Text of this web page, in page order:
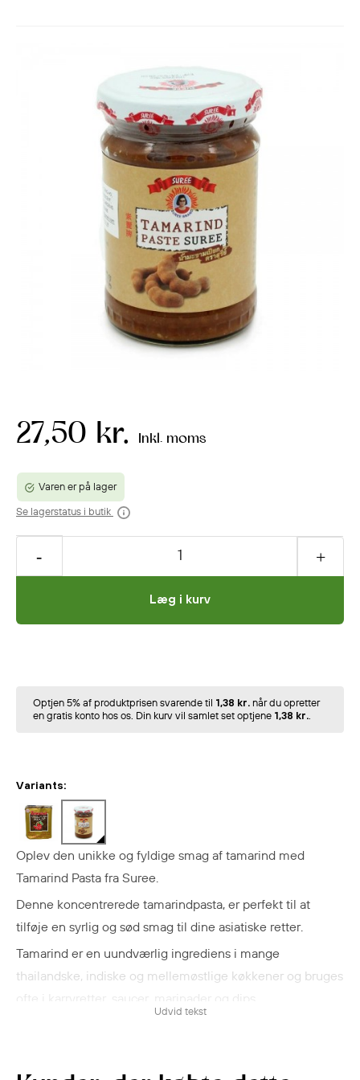
Optjen 5% af produktprisen svarende til 1,38 kr. når du opretter
en gratis konto hos os. Din kurv vil samlet set optjene 1,38 kr..
Variants:
Oplev den unikke og fyldige smag af tamarind med
Tamarind Pasta fra Suree.
Denne koncentrerede tamarindpasta, er perfekt til at
tilføje en syrlig og sød smag til dine asiatiske retter.
Tamarind er en uundværlig ingrediens i mange
thailandske, indiske og mellemøstlige køkkener og bruges
I stedet for eddike kan man bruge tamarind pasta for dens
Udvid tekst
27,50 kr. Inkl. moms
Varen er på lager
Se lagerstatus i butik
Læg i kurv